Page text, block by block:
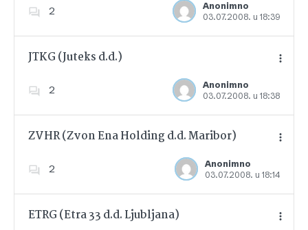
2
Anonimno
03.07.2008. u 18:39
Dodajte u favorite
JTKG (Juteks d.d.)
2
Anonimno
03.07.2008. u 18:38
Dodajte u favorite
ZVHR (Zvon Ena Holding d.d. Maribor)
2
Anonimno
03.07.2008. u 18:14
Dodajte u favorite
ETRG (Etra 33 d.d. Ljubljana)